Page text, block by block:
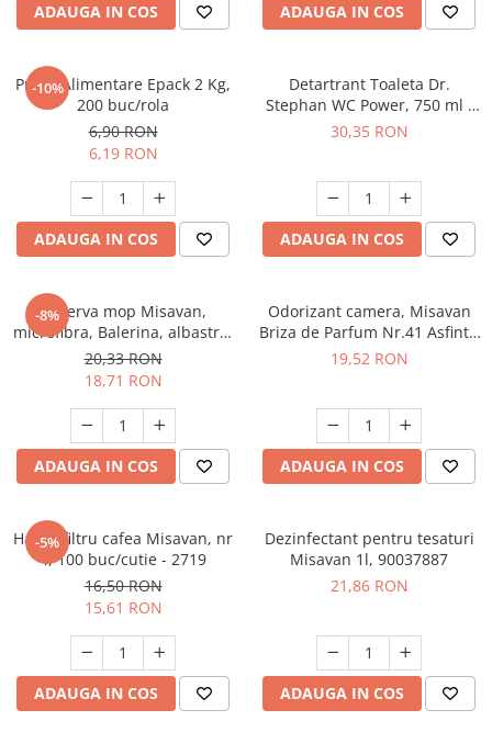
Termosuri si cani termos
Tirbusoane si dopuri
Tocatoare de bucatarie
Ustensile ornare prajituri
Vaze si boluri decorative
Vesela unica folosinta
ADAUGA IN COS ADAUGA IN COS
-10%
Pungi Alimentare Epack 2 Kg,
200 buc/rola
6,90 RON
6,19 RON
ADAUGA IN COS
Detartrant Toaleta Dr.
Stephan WC Power, 750 ml -
90013478
30,35 RON
ADAUGA IN COS
-8%
Rezerva mop Misavan,
microfibra, Balerina, albastru,
rosu, verde. - 12103
20,33 RON
18,71 RON
ADAUGA IN COS
Odorizant camera, Misavan
Briza de Parfum Nr.41 Asfintit
in Toscana 200 ml - 90034909
19,52 RON
ADAUGA IN COS
-5%
Hartie filtru cafea Misavan, nr
4, 100 buc/cutie - 2719
16,50 RON
15,61 RON
ADAUGA IN COS
Dezinfectant pentru tesaturi
Misavan 1l, 90037887
21,86 RON
ADAUGA IN COS